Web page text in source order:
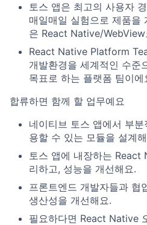
토스 앱은 최고의 사용자
매일매일 실험으로 제품을
은 React Native/WebView
React Native Platform
개발환경을 세계적인 수준
목표로 하는 플랫폼 팀이에
합류하면 함께 할 업무예요
네이티브 토스 앱에서 부
용할 수 있는 모듈을 설계
토스 앱에 내장하는 React
리하고, 성능을 개선해요.
프론트엔드 개발자들과
생산성을 개선해요.
필요하다면 React Native